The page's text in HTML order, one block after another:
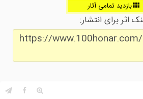
بازدید تمامی آثار
اثر برای انتشار:
https://